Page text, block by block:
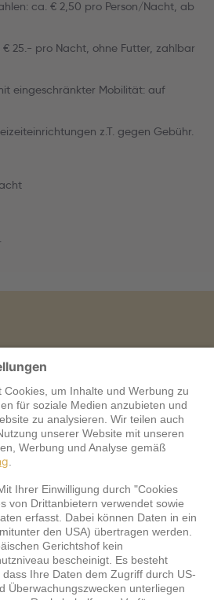
ca. € 2,50 pro Person/Nacht, ab
€ 25.- pro Nacht, ohne Futter, zahlbar
eingeschränkter Mobilität: auf
z.T. gegen Gebühr.
Partner